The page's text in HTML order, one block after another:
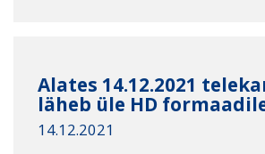
Alates 14.12.2021
läheb üle HD
14.12.2021